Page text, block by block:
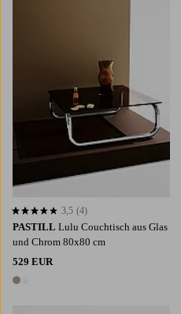
PASTILL Lulu Couchtisch aus Glas
und Chrom 80x80 cm
529 EUR
2 Farben
3,5 basierend auf 4 Bewertungen
3,5 (4)